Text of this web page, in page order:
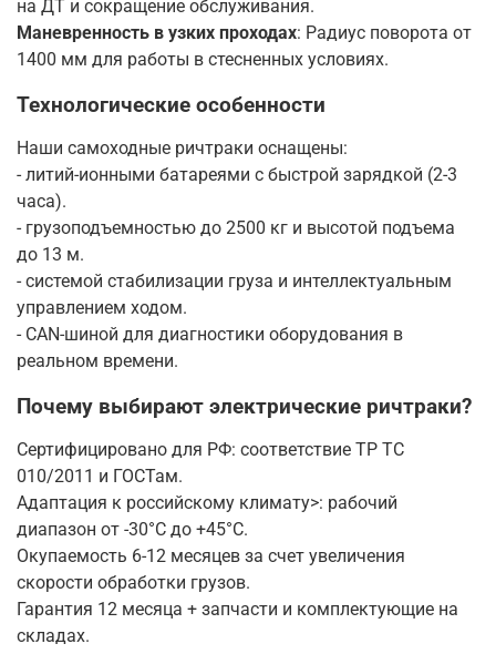
на ДТ и сокращение обслуживания.
Маневренность в узких проходах: Радиус поворота от
1400 мм для работы в стесненных условиях.
Технологические особенности
Наши самоходные ричтраки оснащены:
- литий-ионными батареями с быстрой зарядкой (2-3
часа).
- грузоподъемностью до 2500 кг и высотой подъема
до 13 м.
- системой стабилизации груза и интеллектуальным
управлением ходом.
- CAN-шиной для диагностики оборудования в
реальном времени.
Почему выбирают электрические ричтраки?
Сертифицировано для РФ: соответствие ТР ТС
010/2011 и ГОСТам.
Адаптация к российскому климату>: рабочий
диапазон от -30°C до +45°C.
Окупаемость 6-12 месяцев за счет увеличения
скорости обработки грузов.
Гарантия 12 месяца + запчасти и комплектующие на
складах.